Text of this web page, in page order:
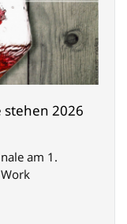
stehen 2026
am 1.